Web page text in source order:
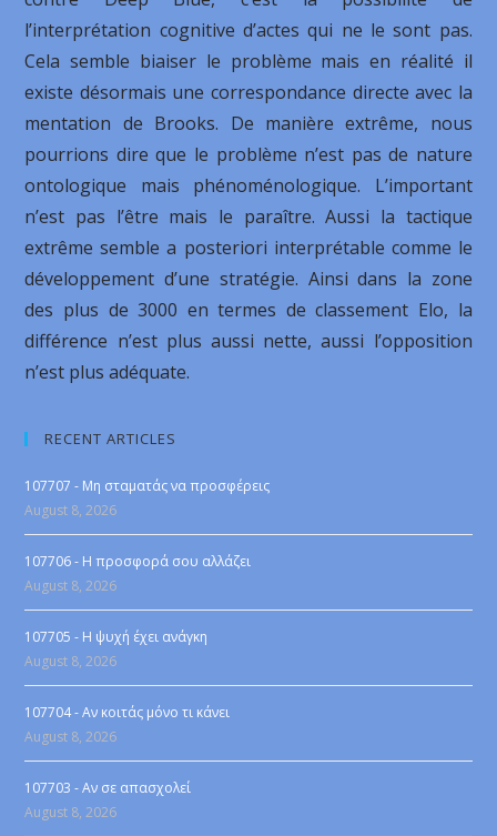
l’interprétation cognitive d’actes qui ne le sont pas.
Cela semble biaiser le problème mais en réalité il
existe désormais une correspondance directe avec la
mentation de Brooks. De manière extrême, nous
pourrions dire que le problème n’est pas de nature
ontologique mais phénoménologique. L’important
n’est pas l’être mais le paraître. Aussi la tactique
extrême semble a posteriori interprétable comme le
développement d’une stratégie. Ainsi dans la zone
des plus de 3000 en termes de classement Elo, la
différence n’est plus aussi nette, aussi l’opposition
n’est plus adéquate.
RECENT ARTICLES
107707 - Μη σταματάς να προσφέρεις
August 8, 2026
107706 - Η προσφορά σου αλλάζει
August 8, 2026
107705 - Η ψυχή έχει ανάγκη
August 8, 2026
107704 - Αν κοιτάς μόνο τι κάνει
August 8, 2026
107703 - Αν σε απασχολεί
August 8, 2026